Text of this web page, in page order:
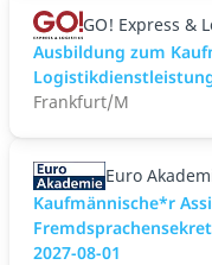
GO! Express &
Ausbildung zum
Frankfurt/M
Euro
Kaufmännische*r
2027-08-01